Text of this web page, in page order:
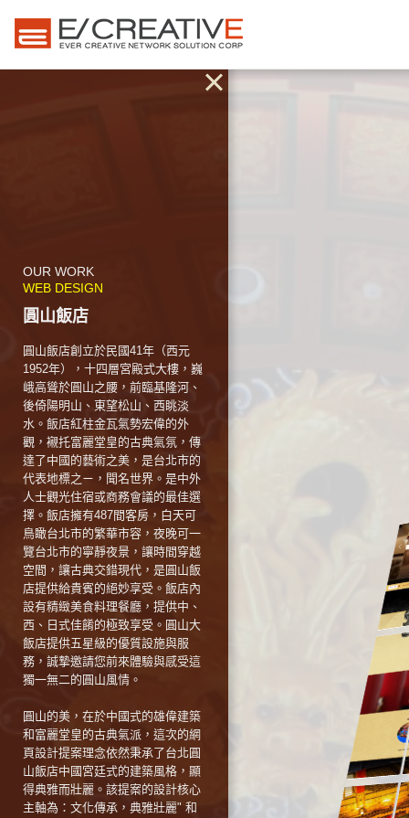
OUR WORK
WEB DESIGN
圓山飯店
圓山飯店創立於民國41年（西元
1952年），十四層宮殿式大樓，巍
峨高聳於圓山之腰，前臨基隆河、
後倚陽明山、東望松山、西眺淡
水。飯店紅柱金瓦氣勢宏偉的外
觀，襯托富麗堂皇的古典氣氛，傳
達了中國的藝術之美，是台北市的
代表地標之ㄧ，聞名世界。是中外
人士觀光住宿或商務會議的最佳選
擇。飯店擁有487間客房，白天可
鳥瞰台北市的繁華市容，夜晚可一
覽台北市的寧靜夜景，讓時間穿越
空間，讓古典交錯現代，是圓山飯
店提供給貴賓的絕妙享受。飯店內
設有精緻美食料理餐廳，提供中、
西、日式佳餚的極致享受。圓山大
飯店提供五星級的優質設施與服
務，誠摯邀請您前來體驗與感受這
獨一無二的圓山風情。
圓山的美，在於中國式的雄偉建築
和富麗堂皇的古典氣派，這次的網
頁設計提案理念依然秉承了台北圓
山飯店中國宮廷式的建築風格，顯
得典雅而壯麗。該提案的設計核心
主軸為：文化傳承，典雅壯麗" 和